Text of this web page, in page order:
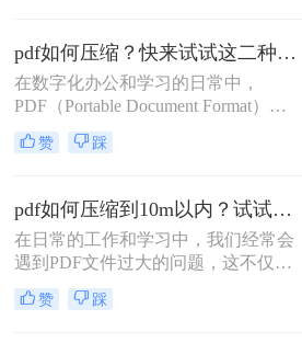
便。因此，掌握如何压缩PDF文件变
得尤为重要。本文将为您介绍几种常
见的压缩PDF文件的方法。
pdf如何压缩？快来试试这二种文件压缩的方法！
在数字化办公和学习的日常中，
PDF（Portable Document Format）文
件因其跨平台、易读性和保持文档原
貌的特性而备受欢迎。然而，随着文
小也随之膨胀，给存储和传输带来了
不小的压力。本文将详细介绍pdf如何
压缩，帮助您节省存储空间，提高文
件传输效率。
赞 踩
pdf如何压缩到10m以内？试试这几种方法！
在日常的工作和学习中，我们经常会
遇到PDF文件过大的问题，这不仅会
占用大量的存储空间，而且在传输时
也会消耗更多的时间和网络资源。为
赞 踩